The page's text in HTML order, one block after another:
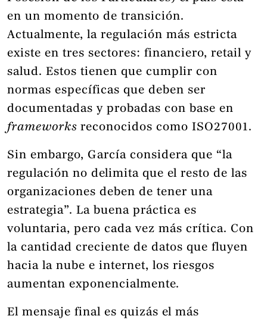
en un momento de transición.
Actualmente, la regulación más estricta
existe en tres sectores: financiero, retail y
salud. Estos tienen que cumplir con
normas específicas que deben ser
documentadas y probadas con base en
frameworks reconocidos como ISO27001.
Sin embargo, García considera que “la
regulación no delimita que el resto de las
organizaciones deben de tener una
estrategia”. La buena práctica es
voluntaria, pero cada vez más crítica. Con
la cantidad creciente de datos que fluyen
hacia la nube e internet, los riesgos
aumentan exponencialmente.
El mensaje final es quizás el más